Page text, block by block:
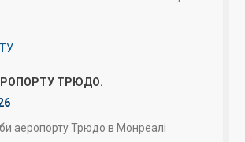
ТРЮДО.
аеропорту Трюдо в Монреалі